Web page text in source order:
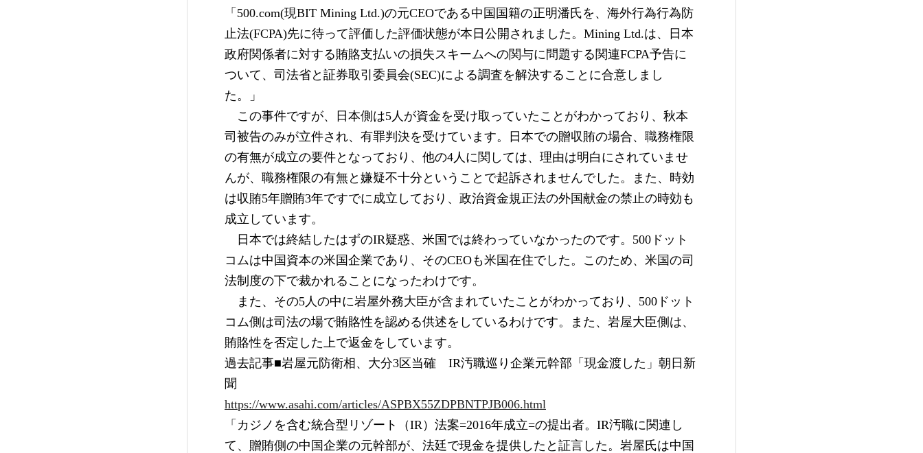
「500.com(現BIT Mining Ltd.)の元CEOである中国国籍の正明潘氏を、海外行為行為防
止法(FCPA)先に待って評価した評価状態が本日公開されました。Mining Ltd.は、日本
政府関係者に対する賄賂支払いの損失スキームへの関与に問題する関連FCPA予告に
ついて、司法省と証券取引委員会(SEC)による調査を解決することに合意しまし
た。」
この事件ですが、日本側は5人が資金を受け取っていたことがわかっており、秋本
司被告のみが立件され、有罪判決を受けています。日本での贈収賄の場合、職務権限
の有無が成立の要件となっており、他の4人に関しては、理由は明白にされていませ
んが、職務権限の有無と嫌疑不十分ということで起訴されませんでした。また、時効
は収賄5年贈賄3年ですでに成立しており、政治資金規正法の外国献金の禁止の時効も
成立しています。
日本では終結したはずのIR疑惑、米国では終わっていなかったのです。500ドット
コムは中国資本の米国企業であり、そのCEOも米国在住でした。このため、米国の司
法制度の下で裁かれることになったわけです。
また、その5人の中に岩屋外務大臣が含まれていたことがわかっており、500ドット
コム側は司法の場で賄賂性を認める供述をしているわけです。また、岩屋大臣側は、
賄賂性を否定した上で返金をしています。
過去記事■岩屋元防衛相、大分3区当確　IR汚職巡り企業元幹部「現金渡した」朝日新
聞
https://www.asahi.com/articles/ASPBX55ZDPBNTPJB006.html
「カジノを含む統合型リゾート（IR）法案=2016年成立=の提出者。IR汚職に関連し
て、贈賄側の中国企業の元幹部が、法廷で現金を提供したと証言した。岩屋氏は中国